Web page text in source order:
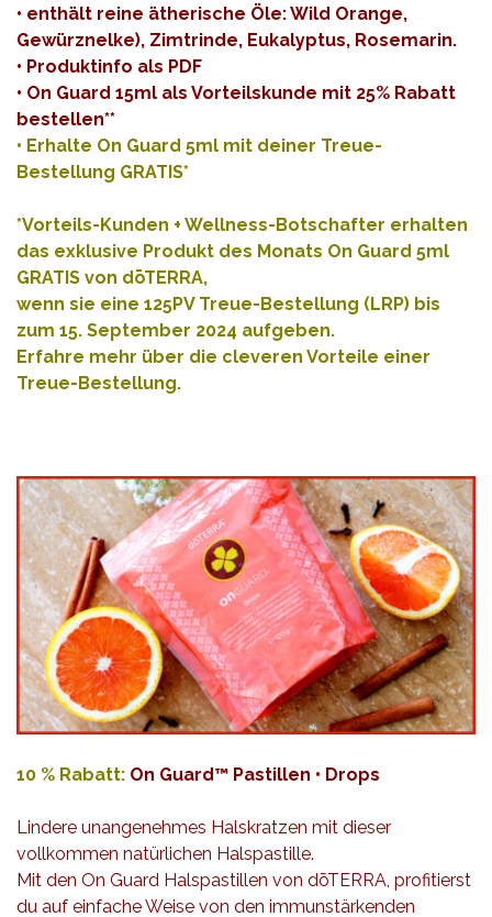
• enthält reine ätherische Öle: Wild Orange,
Gewürznelke), Zimtrinde, Eukalyptus, Rosemarin.
• Produktinfo als PDF
• On Guard 15ml als Vorteilskunde mit 25% Rabatt
bestellen**
• Erhalte On Guard 5ml mit deiner Treue-
Bestellung GRATIS*
*Vorteils-Kunden + Wellness-Botschafter erhalten
das exklusive Produkt des Monats On Guard 5ml
GRATIS von dōTERRA,
wenn sie eine 125PV Treue-Bestellung (LRP) bis
zum 15. September 2024 aufgeben.
Erfahre mehr über die cleveren Vorteile einer
Treue-Bestellung.
10 % Rabatt: On Guard™ Pastillen • Drops
Lindere unangenehmes Halskratzen mit dieser
vollkommen natürlichen Halspastille.
Mit den On Guard Halspastillen von dōTERRA, profitierst
du auf einfache Weise von den immunstärkenden